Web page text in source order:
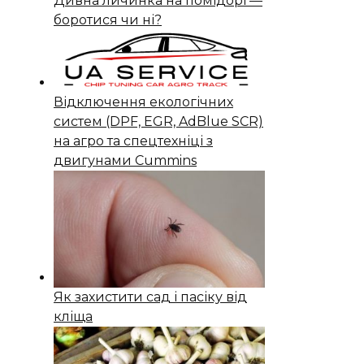
боротися чи ні?
Відключення екологічних
систем (DPF, EGR, AdBlue SCR)
на агро та спецтехніці з
двигунами Cummins
Як захистити сад і пасіку від
кліща